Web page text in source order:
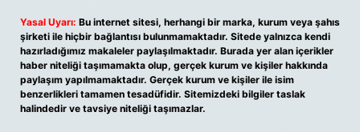
Yasal Uyarı: Bu internet sitesi, herhangi bir marka, kurum veya şahıs
şirketi ile hiçbir bağlantısı bulunmamaktadır. Sitede yalnızca kendi
hazırladığımız makaleler paylaşılmaktadır. Burada yer alan içerikler
haber niteliği taşımamakta olup, gerçek kurum ve kişiler hakkında
paylaşım yapılmamaktadır. Gerçek kurum ve kişiler ile isim
benzerlikleri tamamen tesadüfidir. Sitemizdeki bilgiler taslak
halindedir ve tavsiye niteliği taşımazlar.